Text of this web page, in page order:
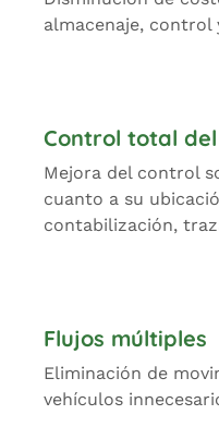
almacenaje, control
Control total
Mejora del control
cuanto a su
contabilización,
Flujos múltiples
Eliminación de
vehículos